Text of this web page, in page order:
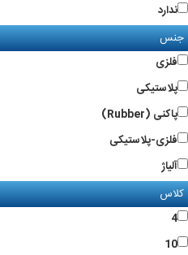
ندارد
جنس
فلزی
پلاستیکی
پاکنی (Rubber)
فلزی-پلاستیکی
آلیاژ
کلاس
4
10